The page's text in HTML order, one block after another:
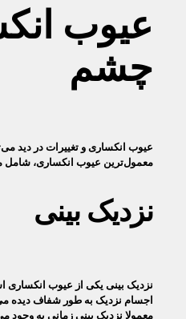
عیوب
چشم
عیوب انکساری و تغییرات در دید
معمول‌ترین عیوب انکساری، شامل
نزدیک‌ بینی
نزدیک بینی یکی از عیوب انکساری
اجسام نزدیک به طور شفاف دیده
معمولا نزدیک بینی زمانی به وجود